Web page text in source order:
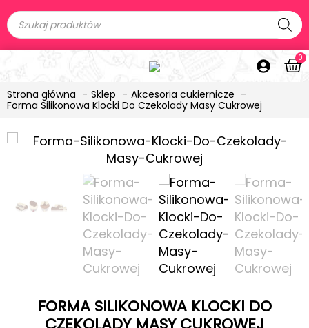
0
Strona główna Sklep
Akcesoria cukiernicze
Forma Silikonowa Klocki Do Czekolady Masy Cukrowej
FORMA SILIKONOWA KLOCKI DO